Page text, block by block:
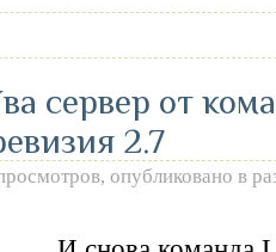
сервер от
2.7
опубликовано в